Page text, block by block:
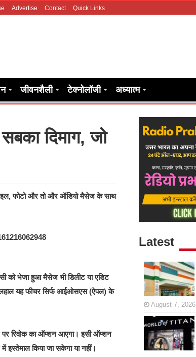
Advertise Contact Quick Links
जीवनशैली टेक्नोलॉजी अध्यात्म
दिमाग, जो
फोटो और तो और ऑडियो मैसेज के साथ
को भेजा हुआ मैसेज भी डिलीट या एडिट
यह फीचर सिर्फ आईओसएस (ऐपल) के
रिवोक का ऑप्शन आएगा। इसी ऑप्‍शन
किया जा सकेगा या नहीं।
Latest
August 7, 2026